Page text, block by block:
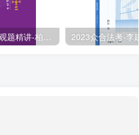
2022柏杜法考-客观题精讲-柏浪涛刑法攻略.pdf